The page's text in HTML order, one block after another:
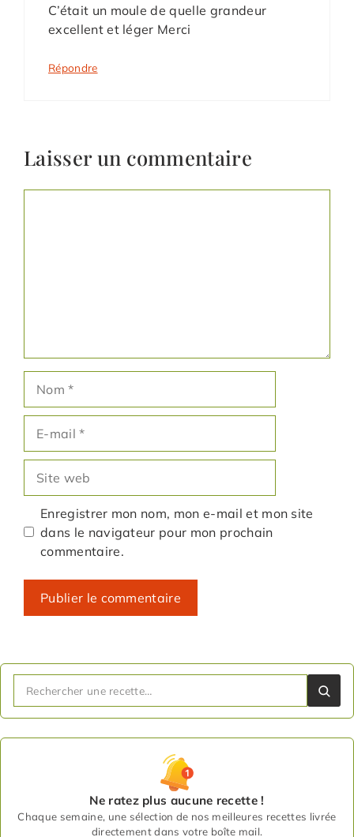
C’était un moule de quelle grandeur
excellent et léger Merci
Répondre
Laisser un commentaire
mail
web
Enregistrer mon nom, mon e-mail et mon site
dans le navigateur pour mon prochain
commentaire.
Ne ratez plus aucune recette !
Chaque semaine, une sélection de nos meilleures recettes livrée
directement dans votre boîte mail.